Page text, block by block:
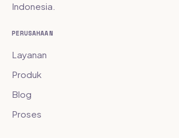
Indonesia.
PERUSAHAAN
Layanan
Produk
Blog
Proses